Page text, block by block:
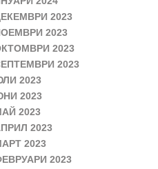
2023
2023
2023
2023
2023
2023
2023
2023
2023
2023